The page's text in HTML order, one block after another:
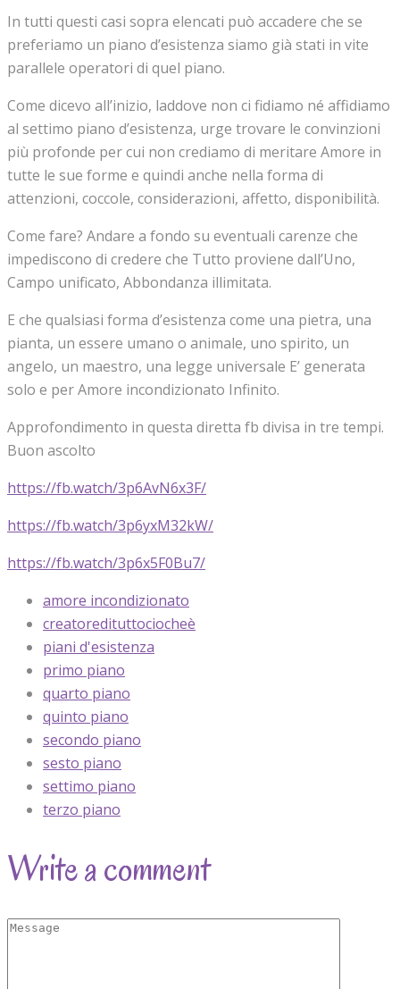
In tutti questi casi sopra elencati può accadere che se
preferiamo un piano d’esistenza siamo già stati in vite
parallele operatori di quel piano.
Come dicevo all’inizio, laddove non ci fidiamo né affidiamo
al settimo piano d’esistenza, urge trovare le convinzioni
più profonde per cui non crediamo di meritare Amore in
tutte le sue forme e quindi anche nella forma di
attenzioni, coccole, considerazioni, affetto, disponibilità.
Come fare? Andare a fondo su eventuali carenze che
impediscono di credere che Tutto proviene dall’Uno,
Campo unificato, Abbondanza illimitata.
E che qualsiasi forma d’esistenza come una pietra, una
pianta, un essere umano o animale, uno spirito, un
angelo, un maestro, una legge universale E’ generata
solo e per Amore incondizionato Infinito.
Approfondimento in questa diretta fb divisa in tre tempi.
Buon ascolto
https://fb.watch/3p6AvN6x3F/
https://fb.watch/3p6yxM32kW/
https://fb.watch/3p6x5F0Bu7/
amore incondizionato
creatoredituttociocheè
piani d'esistenza
primo piano
quarto piano
quinto piano
secondo piano
sesto piano
settimo piano
terzo piano
Write a comment